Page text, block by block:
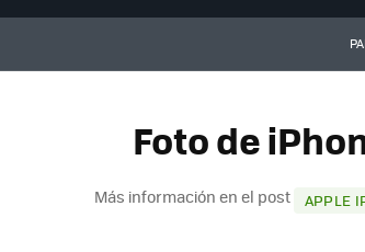
Foto de
Más información en el post APPLE